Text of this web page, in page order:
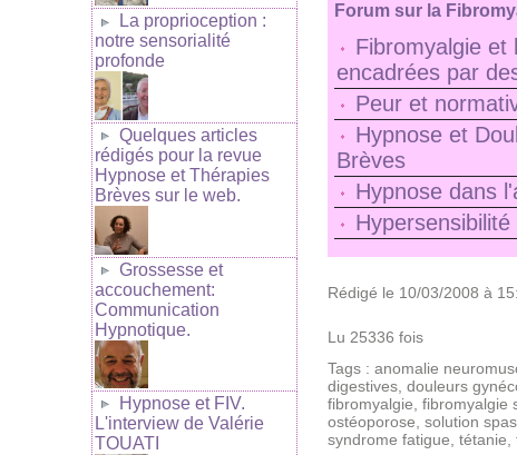
La proprioception :
notre sensorialité
profonde
Quelques articles
rédigés pour la revue
Hypnose et Thérapies
Brèves sur le web.
Grossesse et
accouchement:
Communication
Hypnotique.
Hypnose et FIV.
L'interview de Valérie
TOUATI
Forum sur la
Fibromyalgie et
encadrées par
Peur et
Hypnose et
Brèves
Hypnose dans
Rédigé le 10/03/2008 à
Lu 25336 fois
Tags : anomalie
digestives douleurs
fibromyalgie fibromyalgie
ostéoporose solution
syndrome fatigue tétanie